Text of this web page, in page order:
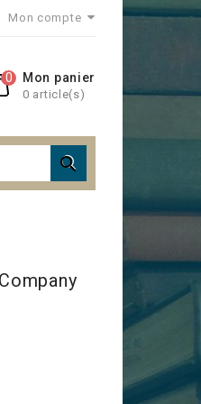
Mon compte
Mon panier
0 article(s)
0
